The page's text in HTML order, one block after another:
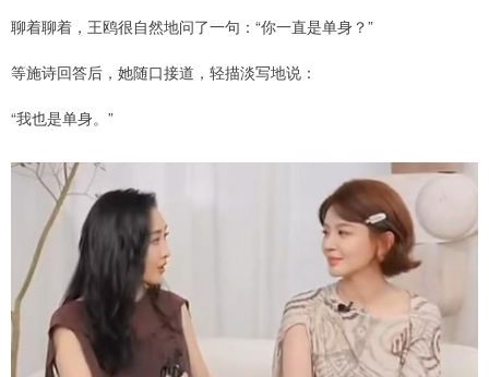
聊着聊着，王鸥很自然地问了一句：“你一直是单身？”
等施诗回答后，她随口接道，轻描淡写地说：
“我也是单身。”